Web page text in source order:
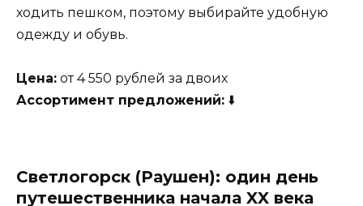
ходить пешком, поэтому выбирайте удобную
одежду и обувь.
Цена: от 4 550 рублей за двоих
Ассортимент предложений: ⬇️
Светлогорск (Раушен): один день
путешественника начала XX века